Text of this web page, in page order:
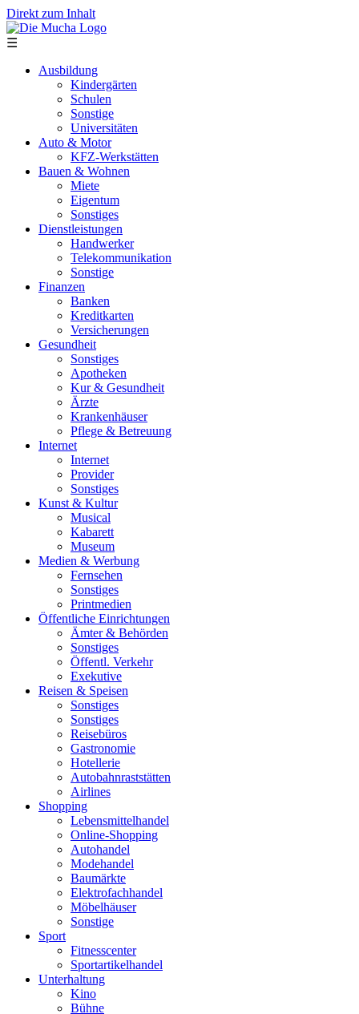
Direkt zum Inhalt
☰
Ausbildung
Kindergärten
Schulen
Sonstige
Universitäten
Auto & Motor
KFZ-Werkstätten
Bauen & Wohnen
Miete
Eigentum
Sonstiges
Dienstleistungen
Handwerker
Telekommunikation
Sonstige
Finanzen
Banken
Kreditkarten
Versicherungen
Gesundheit
Sonstiges
Apotheken
Kur & Gesundheit
Ärzte
Krankenhäuser
Pflege & Betreuung
Internet
Internet
Provider
Sonstiges
Kunst & Kultur
Musical
Kabarett
Museum
Medien & Werbung
Fernsehen
Sonstiges
Printmedien
Öffentliche Einrichtungen
Ämter & Behörden
Sonstiges
Öffentl. Verkehr
Exekutive
Reisen & Speisen
Sonstiges
Sonstiges
Reisebüros
Gastronomie
Hotellerie
Autobahnraststätten
Airlines
Shopping
Lebensmittelhandel
Online-Shopping
Autohandel
Modehandel
Baumärkte
Elektrofachhandel
Möbelhäuser
Sonstige
Sport
Fitnesscenter
Sportartikelhandel
Unterhaltung
Kino
Bühne